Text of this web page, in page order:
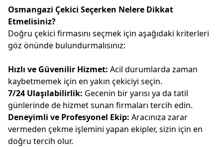
Osmangazi Çekici Seçerken Nelere Dikkat
Etmelisiniz?
Doğru çekici firmasını seçmek için aşağıdaki kriterleri
göz önünde bulundurmalısınız:
Hızlı ve Güvenilir Hizmet: Acil durumlarda zaman
kaybetmemek için en yakın çekiciyi seçin.
7/24 Ulaşılabilirlik: Gecenin bir yarısı ya da tatil
günlerinde de hizmet sunan firmaları tercih edin.
Deneyimli ve Profesyonel Ekip: Aracınıza zarar
vermeden çekme işlemini yapan ekipler, sizin için en
doğru tercih olur.